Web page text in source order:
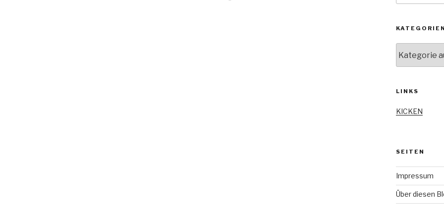
KATEGORIEN
LINKS
KICKEN
SEITEN
Impressum
Über diesen